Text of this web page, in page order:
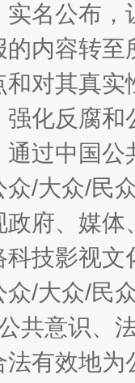
谢
名公布
内容转
对其真实
强化反腐
过中国
/大众/民
府、媒
技影视
众/大众/民
共意识、
有效地